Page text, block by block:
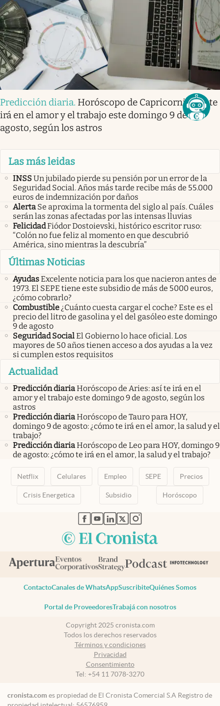
Predicción diaria. Horóscopo de Capricornio: así te
irá en el amor y el trabajo este domingo 9 de
agosto, según los astros
Las más leidas
INSSUn jubilado pierde su pensión por un error de la
Seguridad Social. Años más tarde recibe más de 55.000
euros de indemnización por daños
Alerta Se aproxima la tormenta del siglo al país. Cuáles
serán las zonas afectadas por las intensas lluvias
FelicidadFiódor Dostoievski, histórico escritor ruso:
“Colón no fue feliz al momento en que descubrió
América, sino mientras la descubría”
Últimas Noticias
AyudasExcelente noticia para los que nacieron antes de
1973. El SEPE tiene este subsidio de más de 5000 euros,
¿cómo cobrarlo?
Combustible¿Cuánto cuesta cargar el coche? Este es el
precio del litro de gasolina y el del gasóleo este domingo
9 de agosto
Seguridad SocialEl Gobierno lo hace oficial. Los
mayores de 50 años tienen acceso a dos ayudas a la vez
si cumplen estos requisitos
Actualidad
Predicción diariaHoróscopo de Aries: así te irá en el
amor y el trabajo este domingo 9 de agosto, según los
astros
Predicción diariaHoróscopo de Tauro para HOY,
domingo 9 de agosto: ¿cómo te irá en el amor, la salud y el
trabajo?
Predicción diariaHoróscopo de Leo para HOY, domingo 9
de agosto: ¿cómo te irá en el amor, la salud y el trabajo?
Netflix Celulares Empleo SEPE Precios
Crisis Energetica Subsidio Horóscopo
abre en nueva pestaña
abre en nueva pestaña
abre en nueva pestaña
abre en nueva pestaña
abre en nueva pestaña
ContactoCanales de WhatsAppSuscribiteQuiénes Somos
Portal de ProveedoresTrabajá con nosotros
Copyright 2025 cronista.com
Todos los derechos reservados
Términos y condiciones
Privacidad
Consentimiento
Tel: +54 11 7078-3270
cronista.com es propiedad de El Cronista Comercial S.A Registro de